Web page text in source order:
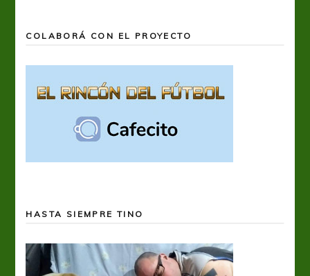
COLABORÁ CON EL PROYECTO
HASTA SIEMPRE TINO